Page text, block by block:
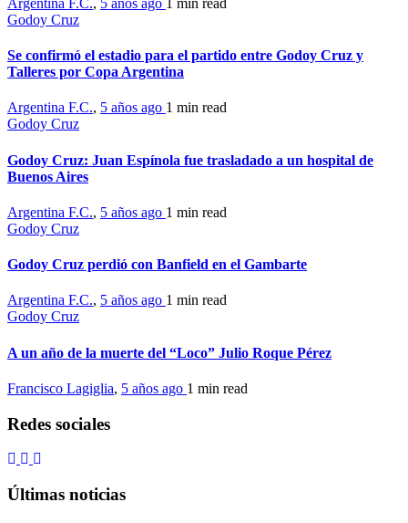
Godoy Cruz
Se confirmó el estadio para el partido entre Godoy Cruz y
Talleres por Copa Argentina
Argentina F.C., 5 años ago 1 min read
Godoy Cruz
Godoy Cruz: Juan Espínola fue trasladado a un hospital de
Buenos Aires
Argentina F.C., 5 años ago 1 min read
Godoy Cruz
Godoy Cruz perdió con Banfield en el Gambarte
Argentina F.C., 5 años ago 1 min read
Godoy Cruz
A un año de la muerte del “Loco” Julio Roque Pérez
Francisco Lagiglia, 5 años ago 1 min read
Redes sociales
Últimas noticias